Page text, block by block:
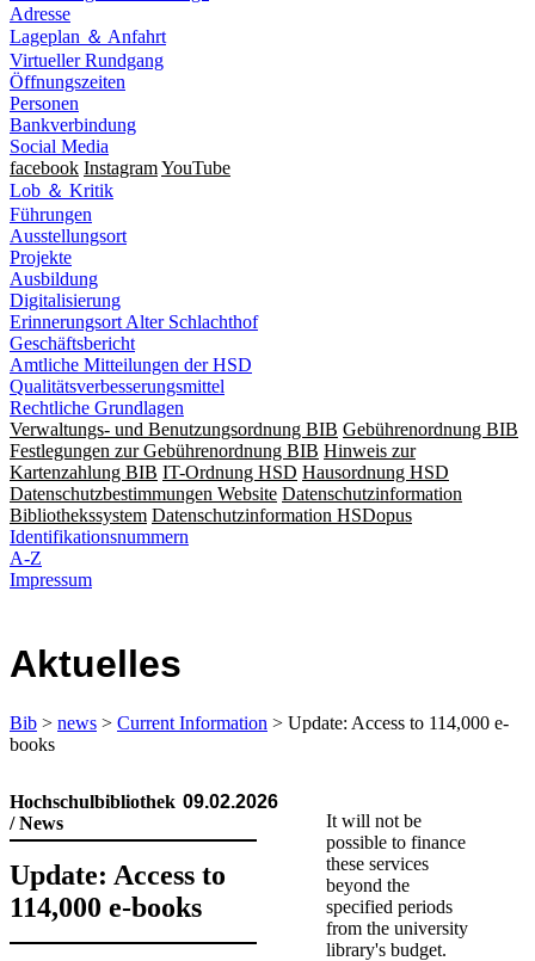
Adresse
Lageplan ＆ Anfahrt
Virtueller Rundgang
Öffnungszeiten
Personen
Bankverbindung
Social Media
facebook InstagramYouTube
Lob ＆ Kritik
Führungen
Ausstellungsort
Projekte
Ausbildung
Digitalisierung
Erinnerungsort Alter Schlachthof
Geschäftsbericht
Amtliche Mitteilungen der HSD
Qualitätsverbesserungsmittel
Rechtliche Grundlagen
Verwaltungs- und Benutzungsordnung BIB Gebührenordnung BIB
Festlegungen zur Gebührenordnung BIB Hinweis zur
Kartenzahlung BIB IT-Ordnung HSD Hausordnung HSD
Datenschutzbestimmungen Website Datenschutzinformation
Bibliothekssystem Datenschutzinformation HSDopus
Identifikationsnummern
A-Z
Impressum
Aktuelles
Bib > news > Current Information > Update: Access to 114,000 e-
books
Hochschulbibliothek
/ News
09.02.2026
Update: Access to
114,000 e-books
It will not be
possible to finance
these services
beyond the
specified periods
from the university
library's budget.